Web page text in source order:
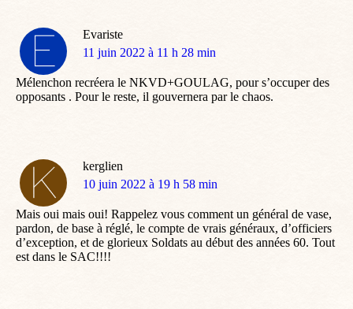
Evariste
dit
11 juin 2022 à 11 h 28 min
Mélenchon recréera le NKVD+GOULAG, pour s’occuper des
opposants . Pour le reste, il gouvernera par le chaos.
kerglien
dit
10 juin 2022 à 19 h 58 min
Mais oui mais oui! Rappelez vous comment un général de vase,
pardon, de base à réglé, le compte de vrais généraux, d’officiers
d’exception, et de glorieux Soldats au début des années 60. Tout
est dans le SAC!!!!